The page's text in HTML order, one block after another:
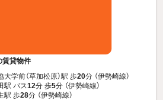
貸物件
大学前（草加松原）駅 歩20分 （伊勢崎線）
駅 バス12分 歩5分 （伊勢崎線）
駅 歩28分 （伊勢崎線）